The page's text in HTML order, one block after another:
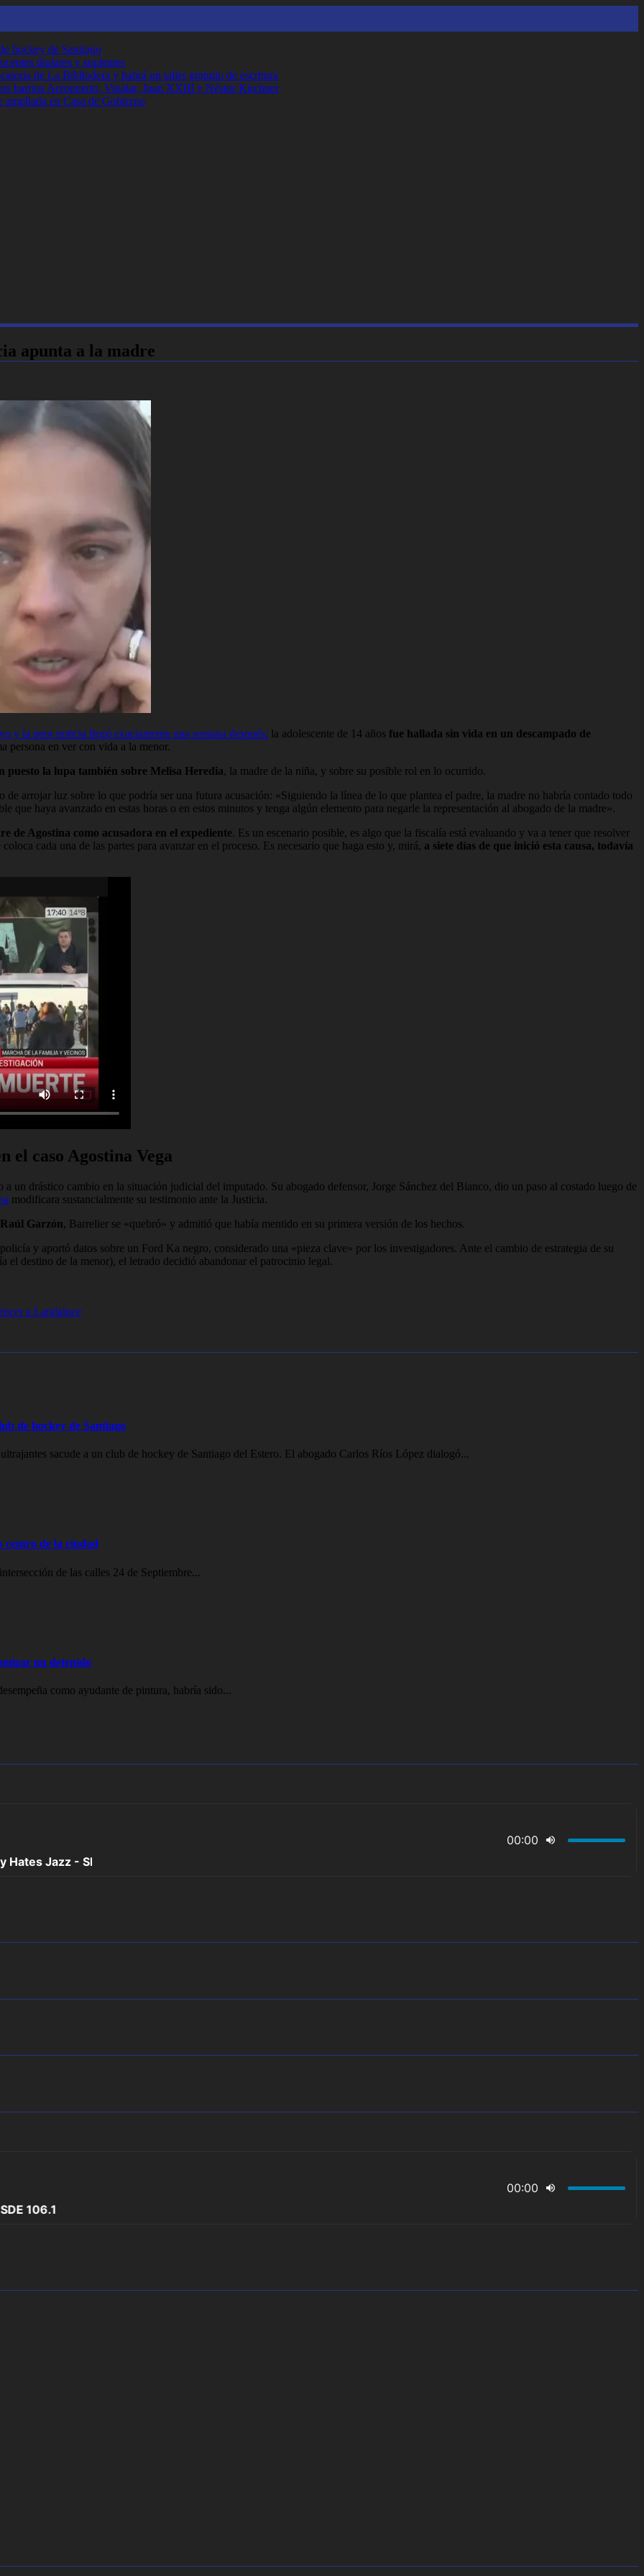
hockey de Santiago
titulares y suplentes
de La Bibliodera y habrá un taller gratuito de escritura
barrios Aeropuerto, Vinalar, Juan XXIII y Néstor Kirchner
en Casa de Gobierno
apunta a la madre
y la peor noticia llegó exactamente una semana después: la adolescente de 14 años fue hallada sin vida en un descampado de
persona en ver con vida a la menor.
puesto la lupa también sobre Melisa Heredia, la madre de la niña, y sobre su posible rol en lo ocurrido.
de arrojar luz sobre lo que podría ser una futura acusación: «Siguiendo la línea de lo que plantea el padre, la madre no habría contado todo
que haya avanzado en estas horas o en estos minutos y tenga algún elemento para negarle la representación al abogado de la madre».
de Agostina como acusadora en el expediente. Es un escenario posible, es algo que la fiscalía está evaluando y va a tener que resolver
cada una de las partes para avanzar en el proceso. Es necesario que haga esto y, mirá, a siete días de que inició esta causa, todavía
el caso Agostina Vega
a un drástico cambio en la situación judicial del imputado. Su abogado defensor, Jorge Sánchez del Bianco, dio un paso al costado luego de
modificara sustancialmente su testimonio ante la Justicia.
Raúl Garzón, Barrelier se «quebró» y admitió que había mentido en su primera versión de los hechos.
y aportó datos sobre un Ford Ka negro, considerado una «pieza clave» por los investigadores. Ante el cambio de estrategia de su
el destino de la menor), el letrado decidió abandonar el patrocinio legal.
a Landaluce
de hockey de Santiago
sacude a un club de hockey de Santiago del Estero. El abogado Carlos Ríos López dialogó...
centro de la ciudad
de las calles 24 de Septiembre...
un detenido
como ayudante de pintura, habría sido...